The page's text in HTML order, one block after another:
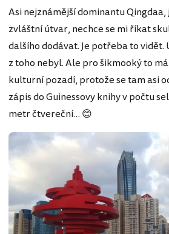
Asi nejznámější dominantu
zvláštní útvar, nechce se mi říkat
dalšího dodávat. Je potřeba to vidět.
z toho nebyl. Ale pro šikmooký to
kulturní pozadí, protože se tam asi
zápis do Guinessovy knihy v počtu
metr čtvereční… 😊